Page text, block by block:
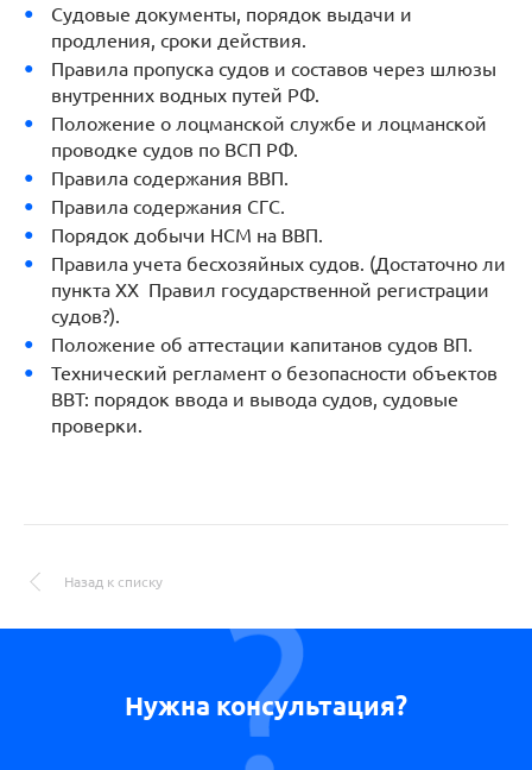
Судовые документы, порядок выдачи и
продления, сроки действия.
Правила пропуска судов и составов через шлюзы
внутренних водных путей РФ.
Положение о лоцманской службе и лоцманской
проводке судов по ВСП РФ.
Правила содержания ВВП.
Правила содержания СГС.
Порядок добычи НСМ на ВВП.
Правила учета бесхозяйных судов. (Достаточно ли
пункта XX Правил государственной регистрации
судов?).
Положение об аттестации капитанов судов ВП.
Технический регламент о безопасности объектов
ВВТ: порядок ввода и вывода судов, судовые
проверки.
Назад к списку
Нужна консультация?